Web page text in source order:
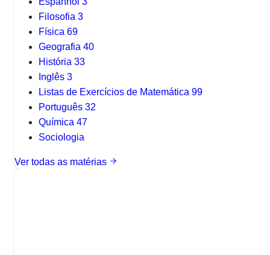
Filosofia 3
Física 69
Geografia 40
História 33
Inglês 3
Listas de Exercícios de Matemática 99
Português 32
Química 47
Sociologia
Ver todas as matérias